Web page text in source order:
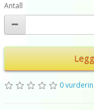
Antall
0